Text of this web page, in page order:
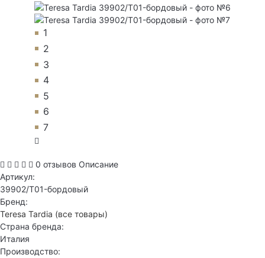
1
2
3
4
5
6
7
0 отзывов Описание
Артикул:
39902/T01-бордовый
Бренд:
Teresa Tardia (все товары)
Страна бренда:
Италия
Производство: